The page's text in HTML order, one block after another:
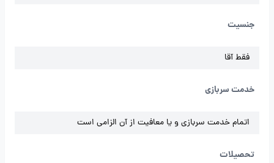
جنسیت
فقط آقا
خدمت سربازی
اتمام خدمت سربازی و یا معافیت از آن الزامی است
تحصیلات